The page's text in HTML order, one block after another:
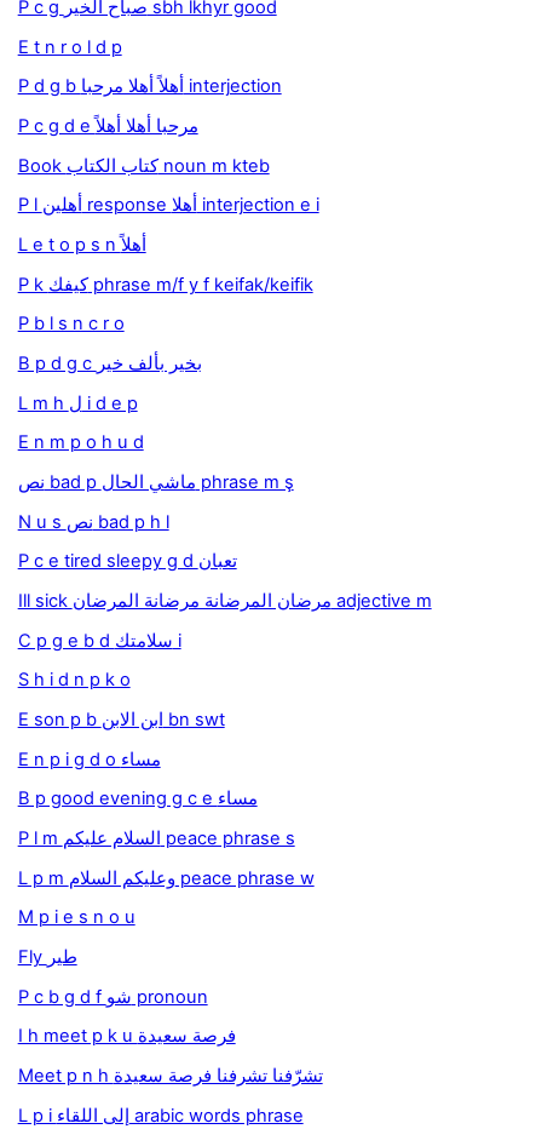
P c g صباح الخير sbh lkhyr good
E t n r o l d p
P d g b أهلاً أهلا مرحبا interjection
P c g d e مرحبا أهلا أهلاً
Book كتاب الكتاب noun m kteb
P l أهلين response أهلا interjection e i
L e t o p s n أهلاً
P k كيفك phrase m/f y f keifak/keifik
P b l s n c r o
B p d g c بخير بألف خير
L m h ل i d e p
E n m p o h u d
نص bad p ماشي الحال phrase m ş
N u s نص bad p h l
P c e tired sleepy g d تعبان
Ill sick مرضان المرضانة مرضانة المرضان adjective m
C p g e b d سلامتك i
S h i d n p k o
E son p b ابن الابن bn swt
E n p i g d o مساء
B p good evening g c e مساء
P l m السلام عليكم peace phrase s
L p m وعليكم السلام peace phrase w
M p i e s n o u
Fly طیر
P c b g d f شو pronoun
I h meet p k u فرصة سعيدة
Meet p n h تشرّفنا تشرفنا فرصة سعيدة
L p i إلى اللقاء arabic words phrase